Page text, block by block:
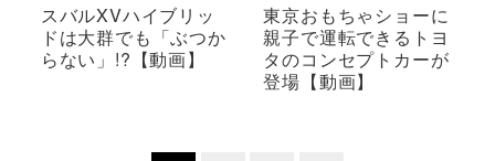
スバルXVハイブリッ
ドは大群でも「ぶつか
らない」!?【動画】
東京おもちゃショーに
親子で運転できるトヨ
タのコンセプトカーが
登場【動画】